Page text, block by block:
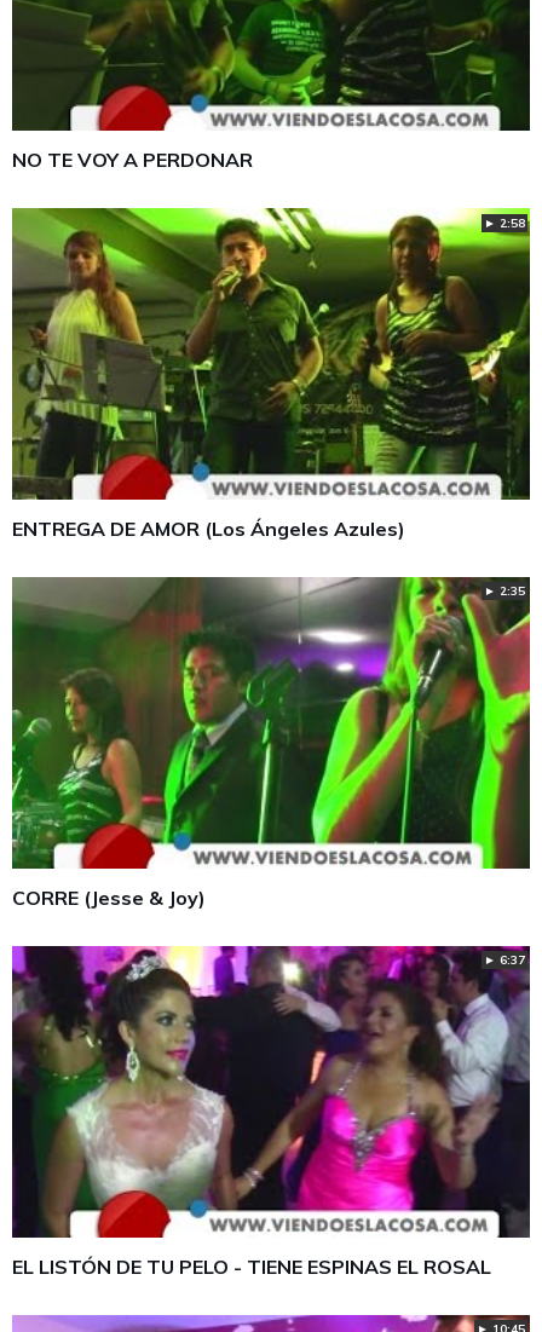
NO TE VOY A PERDONAR
► 2:58
ENTREGA DE AMOR (Los Ángeles Azules)
► 2:35
CORRE (Jesse & Joy)
► 6:37
EL LISTÓN DE TU PELO - TIENE ESPINAS EL ROSAL